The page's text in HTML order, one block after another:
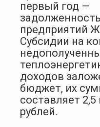
первый год —
задолженность
предприятий
Субсидии на
доходов
бюджет, их
составляет
рублей.